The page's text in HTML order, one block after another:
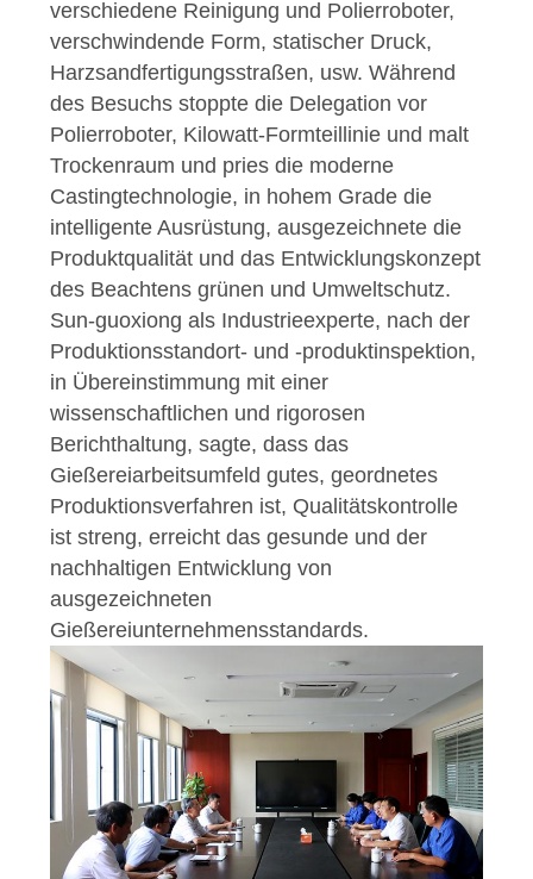
verschiedene Reinigung und Polierroboter,
verschwindende Form, statischer Druck,
Harzsandfertigungsstraßen, usw. Während
des Besuchs stoppte die Delegation vor
Polierroboter, Kilowatt-Formteillinie und malt
Trockenraum und pries die moderne
Castingtechnologie, in hohem Grade die
intelligente Ausrüstung, ausgezeichnete die
Produktqualität und das Entwicklungskonzept
des Beachtens grünen und Umweltschutz.
Sun-guoxiong als Industrieexperte, nach der
Produktionsstandort- und -produktinspektion,
in Übereinstimmung mit einer
wissenschaftlichen und rigorosen
Berichthaltung, sagte, dass das
Gießereiarbeitsumfeld gutes, geordnetes
Produktionsverfahren ist, Qualitätskontrolle
ist streng, erreicht das gesunde und der
nachhaltigen Entwicklung von
ausgezeichneten
Gießereiunternehmensstandards.